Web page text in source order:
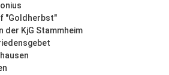
"Goldherbst"
der KjG Stammheim